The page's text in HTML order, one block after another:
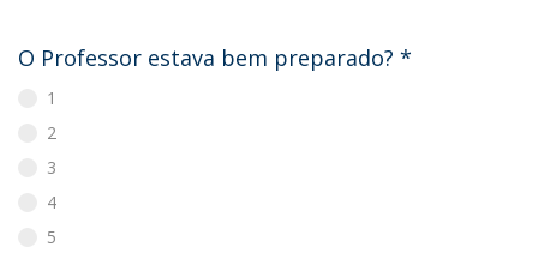
O Professor estava bem preparado? *
1
2
3
4
5